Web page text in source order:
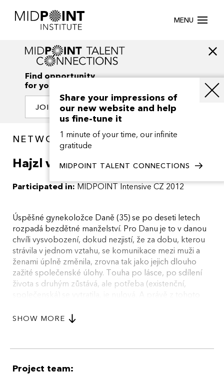
MENU
Find opportunity
for your creativity
JOIN OUR NETWORK
NETWORK / PROJECTS
Hajzl vsemohouci
Participated in: MIDPOINT Intensive CZ 2012
Úspěšné gynekoložce Daně (35) se po deseti letech
rozpadá bezdětné manželství. Pro Danu je to v danou
chvíli vysvobození, dokud nezjistí, že za dobu, kterou
strávila v jednom vztahu, se komunikace mezi muži a
ženami úplně změnila, zrovna tak jako jejich dlouho
zažité společenské úlohy. Touha po lásce, po sdílení
života s druhým zůstává, ale potřeba (existenční,
emancipace nezpůsobila to, že se úlohy žen a mužů
SHOW MORE
Project team:
Share your impressions of
our new website and help
us fine-tune it
1 minute of your time, our infinite
gratitude
MIDPOINT TALENT CONNECTIONS